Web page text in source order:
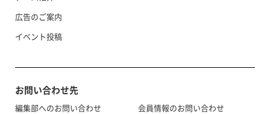
広告のご案内
イベント投稿
お問い合わせ先
編集部へのお問い合わせ
会員情報のお問い合わせ